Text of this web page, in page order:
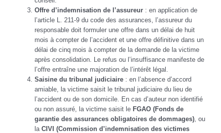
Offre d’indemnisation de l’assureur : en application de
l’article L. 211-9 du code des assurances, l’assureur du
responsable doit formuler une offre dans un délai de huit
mois à compter de l’accident et une offre définitive dans un
délai de cinq mois à compter de la demande de la victime
après consolidation. Le refus ou l’insuffisance manifeste de
l’offre entraîne une majoration de l’intérêt légal.
Saisine du tribunal judiciaire : en l’absence d’accord
amiable, la victime saisit le tribunal judiciaire du lieu de
l’accident ou de son domicile. En cas d’auteur non identifié
ou non assuré, la victime saisit le FGAO (Fonds de
garantie des assurances obligatoires de dommages) , ou
la CIVI (Commission d’indemnisation des victimes